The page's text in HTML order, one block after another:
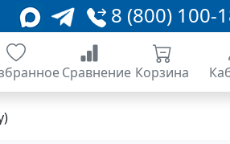
8 (800) 100-
Сравнение Корзина